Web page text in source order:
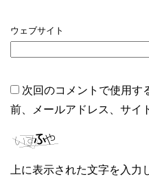
ウェブサイト
次回のコメントで使用す
前、メールアドレス、サイ
上に表示された文字を入力